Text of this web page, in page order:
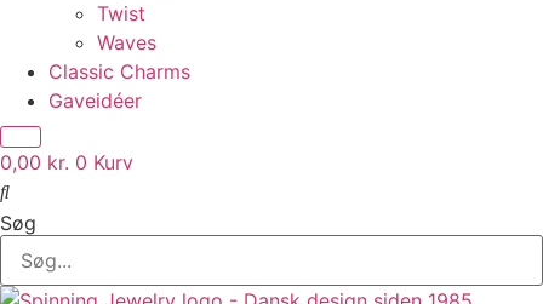
Twist
Waves
Classic Charms
Gaveidéer
0,00 kr. 0 Kurv
Søg